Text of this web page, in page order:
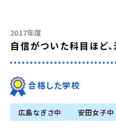
2017年度
自信がついた科目ほど
合格した学校
広島なぎさ中 安田女子中